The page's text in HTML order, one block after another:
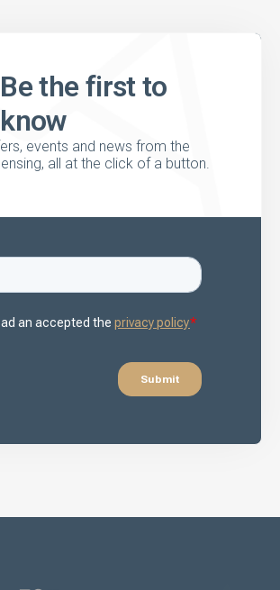
Be the first to
know
events and news from the
all at the click of a button.